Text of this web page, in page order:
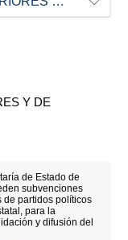
Y DE
de Estado de
subvenciones
de partidos políticos
para la
y difusión del